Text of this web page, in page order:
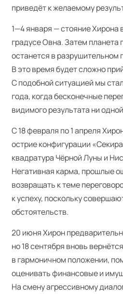
приведёт к желаемому
1—4 января — стояние Хирона
градусе Овна. Затем планета
останется в разрушительном
В это время будет сложно
С подобной ситуацией мы
года, когда бесконечные
видимого результата ни
С 18 февраля по 1 апреля
острие конфигурации
квадратура Чёрной Луны и
Негативная карма, прошлые
возвращать к теме
к успеху, поскольку
обстоятельств.
20 июня Хирон
но 18 сентября вновь
в гармоничном положении,
оценивать финансовые и
На смену агрессивному